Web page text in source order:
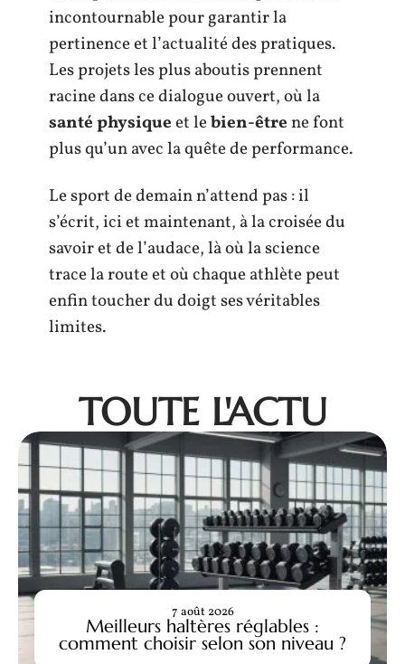
incontournable pour garantir la
pertinence et l’actualité des pratiques.
Les projets les plus aboutis prennent
racine dans ce dialogue ouvert, où la
santé physiqueet lebien-êtrene font
plus qu’un avec la quête de performance.
Le sport de demain n’attend pas : il
s’écrit, ici et maintenant, à la croisée du
savoir et de l’audace, là où la science
trace la route et où chaque athlète peut
enfin toucher du doigt ses véritables
limites.
TOUTE L'ACTU
Meilleurs haltères réglables :
comment choisir selon son niveau ?
7 août 2026